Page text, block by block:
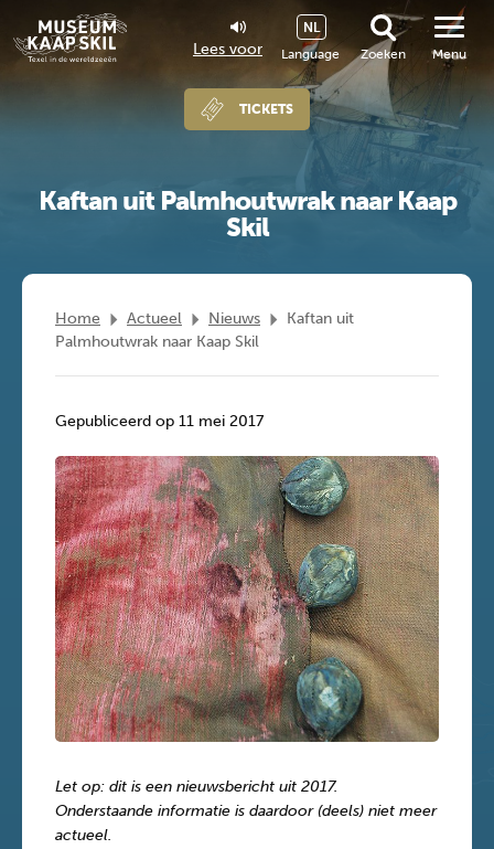
Lees voor Language
NL
Zoeken
TICKETS
Menu
Kaftan uit Palmhoutwrak naar Kaap
Skil
Home Actueel Nieuws
Kaftan uit
Palmhoutwrak naar Kaap Skil
Gepubliceerd op 11 mei 2017
Let op: dit is een nieuwsbericht uit 2017.
Onderstaande informatie is daardoor (deels) niet meer
actueel.